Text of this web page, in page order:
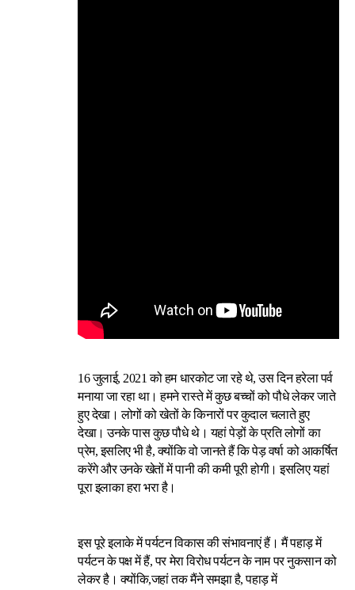
16 जुलाई, 2021 को हम धारकोट जा रहे थे, उस दिन हरेला पर्व
मनाया जा रहा था। हमने रास्ते में कुछ बच्चों को पौधे लेकर जाते
हुए देखा। लोगों को खेतों के किनारों पर कुदाल चलाते हुए
देखा। उनके पास कुछ पौधे थे। यहां पेड़ों के प्रति लोगों का
प्रेम, इसलिए भी है, क्योंकि वो जानते हैं कि पेड़ वर्षा को आकर्षित
करेंगे और उनके खेतों में पानी की कमी पूरी होगी। इसलिए यहां
पूरा इलाका हरा भरा है।
इस पूरे इलाके में पर्यटन विकास की संभावनाएं हैं। मैं पहाड़ में
पर्यटन के पक्ष में हैं, पर मेरा विरोध पर्यटन के नाम पर नुकसान को
लेकर है। क्योंकि,जहां तक मैंने समझा है, पहाड़ में